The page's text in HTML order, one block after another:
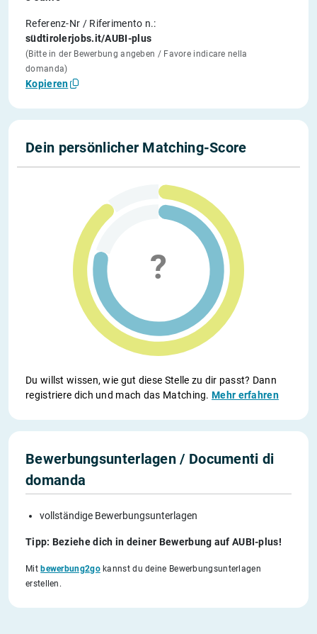
Referenz-Nr / Riferimento n.:
südtirolerjobs.it/AUBI-plus
(Bitte in der Bewerbung angeben / Favore indicare nella
domanda)
Kopieren
Dein persönlicher Matching-Score
Du willst wissen, wie gut diese Stelle zu dir passt? Dann
registriere dich und mach das Matching.Mehr erfahren
Bewerbungsunterlagen / Documenti di
domanda
vollständige Bewerbungsunterlagen
Tipp: Beziehe dich in deiner Bewerbung auf AUBI-plus!
Mit bewerbung2gokannst du deine Bewerbungsunterlagen
erstellen.